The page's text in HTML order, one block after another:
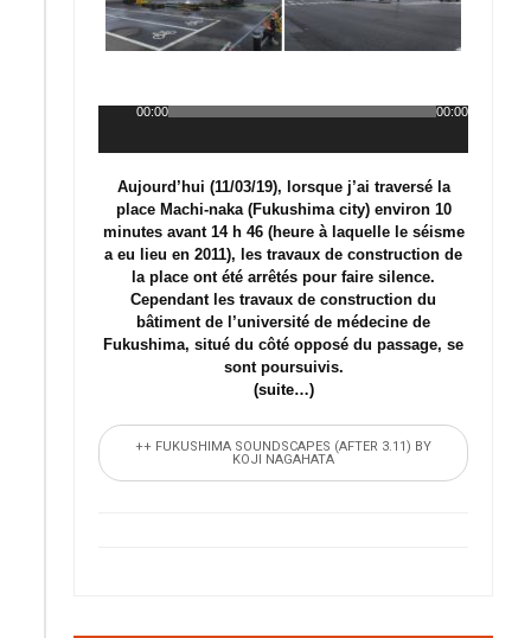
Lecteur
00:00 00:00
Aujourd’hui (11/03/19), lorsque j’ai traversé la
place Machi-naka (Fukushima city) environ 10
minutes avant 14 h 46 (heure à laquelle le séisme
a eu lieu en 2011), les travaux de construction de
la place ont été arrêtés pour faire silence.
Cependant les travaux de construction du
bâtiment de l’université de médecine de
Fukushima, situé du côté opposé du passage, se
sont poursuivis.
(suite…)
++ FUKUSHIMA SOUNDSCAPES (AFTER 3.11) BY
KOJI NAGAHATA